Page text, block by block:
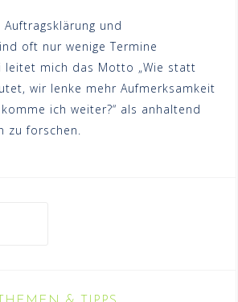
und
oft nur wenige Termine
leitet mich das Motto „Wie statt
wir lenke mehr Aufmerksamkeit
ich weiter?“ als anhaltend
zu forschen.